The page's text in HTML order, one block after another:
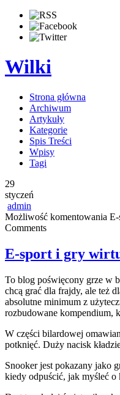
Wilki
Strona główna
Archiwum
Artykuły
Kategorie
Spis Treści
Wpisy
Tagi
29
styczeń
admin
Możliwość komentowania
Comments
E-sport i gry
To blog poświęcony grze w
chcą grać dla frajdy, ale też
absolutne minimum z
rozbudowane kompendium,
W części bilardowej
potknięć. Duży nacisk
Snooker jest pokazany jako
kiedy odpuścić, jak myśleć o